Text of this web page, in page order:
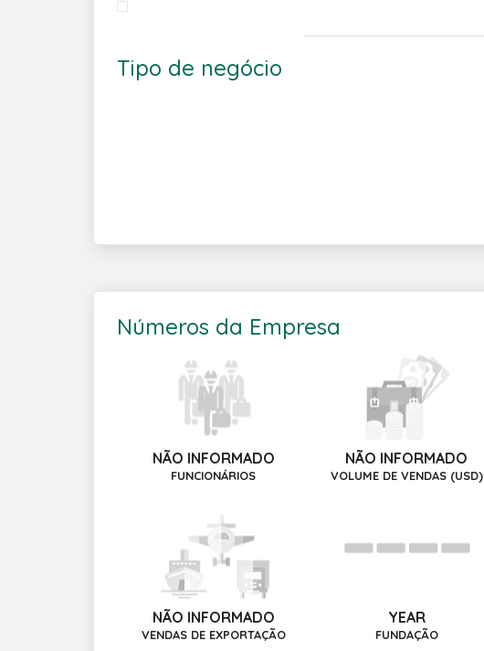
Tipo de negócio
Números da Empresa
NÃO INFORMADO
FUNCIONÁRIOS
NÃO INFORMADO
VOLUME DE VENDAS (USD)
NÃO INFORMADO
VENDAS DE EXPORTAÇÃO
YEAR
FUNDAÇÃO